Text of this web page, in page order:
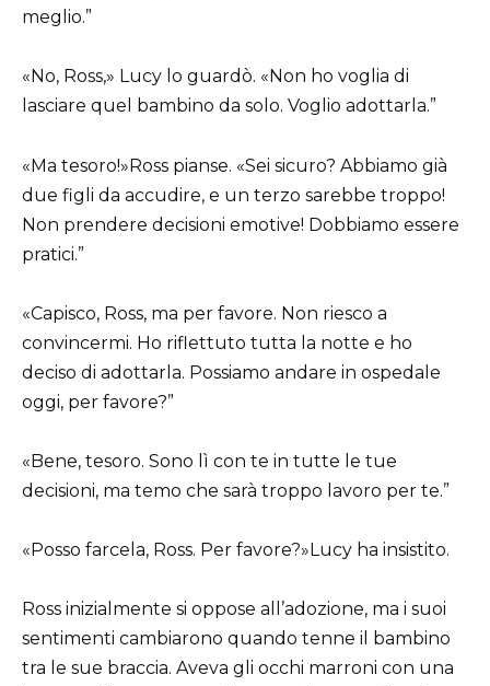
meglio.”
«No, Ross,» Lucy lo guardò. «Non ho voglia di
lasciare quel bambino da solo. Voglio adottarla.”
«Ma tesoro!»Ross pianse. «Sei sicuro? Abbiamo già
due figli da accudire, e un terzo sarebbe troppo!
Non prendere decisioni emotive! Dobbiamo essere
pratici.”
«Capisco, Ross, ma per favore. Non riesco a
convincermi. Ho riflettuto tutta la notte e ho
deciso di adottarla. Possiamo andare in ospedale
oggi, per favore?”
«Bene, tesoro. Sono lì con te in tutte le tue
decisioni, ma temo che sarà troppo lavoro per te.”
«Posso farcela, Ross. Per favore?»Lucy ha insistito.
Ross inizialmente si oppose all’adozione, ma i suoi
sentimenti cambiarono quando tenne il bambino
tra le sue braccia. Aveva gli occhi marroni con una